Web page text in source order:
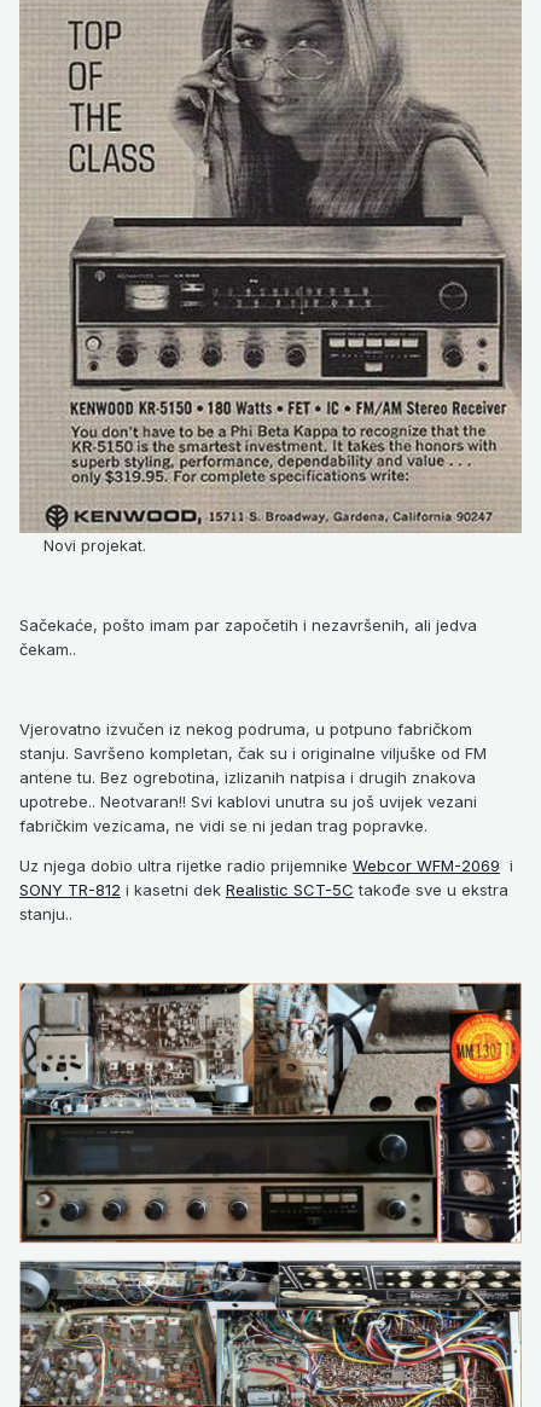
Novi projekat.
Sačekaće, pošto imam par započetih i nezavršenih, ali jedva
čekam..
Vjerovatno izvučen iz nekog podruma, u potpuno fabričkom
stanju. Savršeno kompletan, čak su i originalne viljuške od FM
antene tu. Bez ogrebotina, izlizanih natpisa i drugih znakova
upotrebe.. Neotvaran!! Svi kablovi unutra su još uvijek vezani
fabričkim vezicama, ne vidi se ni jedan trag popravke.
Uz njega dobio ultra rijetke radio prijemnike Webcor WFM-2069 i
SONY TR-812 i kasetni dek Realistic SCT-5C takođe sve u ekstra
stanju..